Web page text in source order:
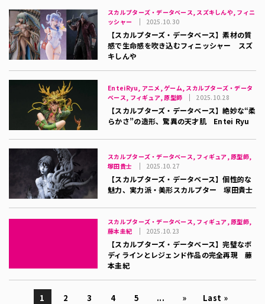
スカルプターズ・データベース, スズキしんや, フィニ
ッシャー
2025.10.30
【スカルプターズ・データベース】素材の質
感で生命感を吹き込むフィニッシャー スズ
キしんや
EnteiRyu, アニメ, ゲーム, スカルプターズ・データ
ベース, フィギュア, 原型師
2025.10.28
【スカルプターズ・データベース】絶妙な“柔
らかさ”の造形、驚異の天才肌 Entei Ryu
スカルプターズ・データベース, フィギュア, 原型師,
塚田貴士
2025.10.27
【スカルプターズ・データベース】個性的な
魅力、実力派・美形スカルプター 塚田貴士
スカルプターズ・データベース, フィギュア, 原型師,
藤本圭紀
2025.10.23
【スカルプターズ・データベース】完璧なボ
ディラインとレジェンド作品の完全再現 藤
本圭紀
1 2 3 4 5 ... » Last »